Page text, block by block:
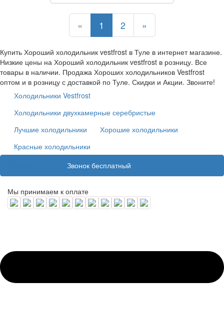
«Назад
1 Назад
2Назад
»
Купить Хороший холодильник vestfrost в Туле в интернет магазине.
Низкие цены на Хороший холодильник vestfrost в розницу. Все
товары в наличии. Продажа Хороших холодильников Vestfrost
оптом и в розницу с доставкой по Туле. Скидки и Акции. Звоните!
Холодильники Vestfrost
Холодильники двухкамерные серебристые
Лучшие холодильники
Хорошие холодильники
Красные холодильники
Звонок бесплатный
Мы принимаем к оплате